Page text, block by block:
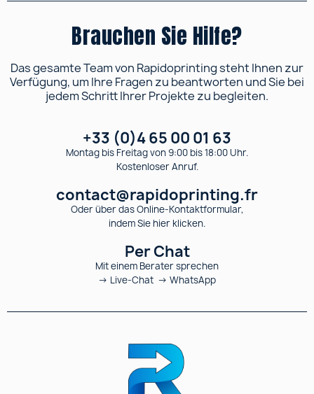
Brauchen Sie Hilfe?
Das gesamte Team von Rapidoprinting steht Ihnen zur
Verfügung, um Ihre Fragen zu beantworten und Sie bei
jedem Schritt Ihrer Projekte zu begleiten.
+33 (0)4 65 00 01 63
Montag bis Freitag von 9:00 bis 18:00 Uhr.
Kostenloser Anruf.
contact@rapidoprinting.fr
Oder über das Online-Kontaktformular,
indem Sie hier klicken.
Per Chat
Mit einem Berater sprechen
→ Live-Chat → WhatsApp